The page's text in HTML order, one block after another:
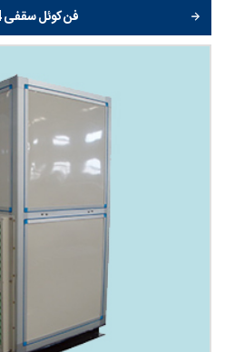
فن کوئل سقفی 4 طرفه